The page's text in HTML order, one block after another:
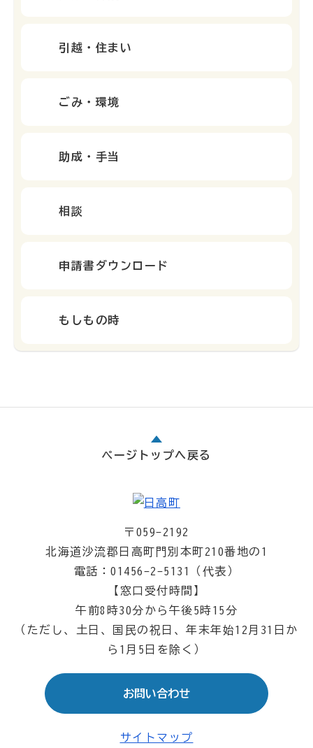
引越・住まい
ごみ・環境
助成・手当
相談
申請書ダウンロード
もしもの時
ページトップへ戻る
〒059-2192
北海道沙流郡日高町門別本町210番地の1
電話：01456-2-5131（代表）
【窓口受付時間】
午前8時30分から午後5時15分
（ただし、土日、国民の祝日、年末年始12月31日か
ら1月5日を除く）
お問い合わせ
サイトマップ